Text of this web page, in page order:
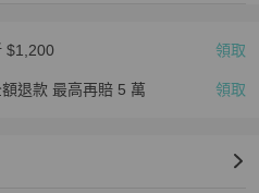
$1,200 領取
額退款 最高再賠 5 萬 領取